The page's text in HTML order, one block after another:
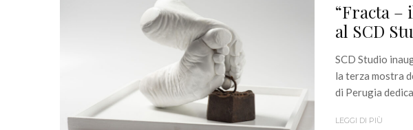
“Fracta
al SCD
SCD Studio
la terza mostra
di Perugia
LEGGI DI PIÙ